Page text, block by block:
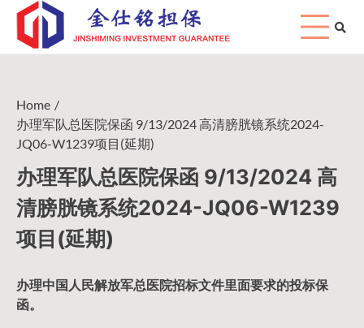
Skip
content
Home
办理军队总医院保函 9/13/2024 高清膀胱镜系统2024-
JQ06-W1239项目(延期)
办理军队总医院保函 9/13/2024 高
清膀胱镜系统2024-JQ06-W1239
项目(延期)
办理中国人民解放军总医院招标文件里面要求的投标保
函。